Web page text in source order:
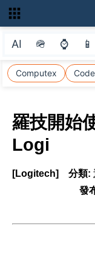
AI 🪖 ⌚ 📱
Computex
羅技開始
Logi
[Logitech] 分類:
發